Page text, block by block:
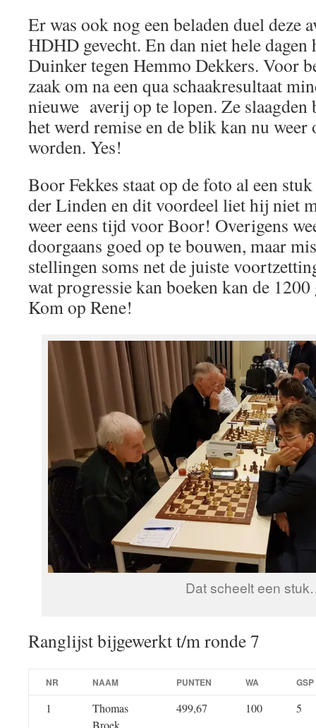
Er was ook nog een beladen duel deze
HDHD gevecht. En dan niet hele
Duinker tegen Hemmo Dekkers. Voor
zaak om na een qua schaakresultaat
nieuwe averij op te lopen. Ze slaagden
het werd remise en de blik kan nu weer
worden. Yes!
Boor Fekkes staat op de foto al een
der Linden en dit voordeel liet hij niet
weer eens tijd voor Boor! Overigens
doorgaans goed op te bouwen, maar
stellingen soms net de juiste
wat progressie kan boeken kan de
Kom op Rene!
Dat scheelt een
Ranglijst bijgewerkt t/m ronde 7
NR NAAM PUNTEN WA GSP
1
Thomas
Broek
499,67 100 5